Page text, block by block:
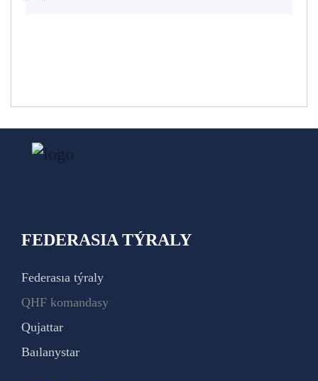
FEDERASIA TÝRALY
Federasıa týraly
QHF komandasy
Qujattar
Baılanystar